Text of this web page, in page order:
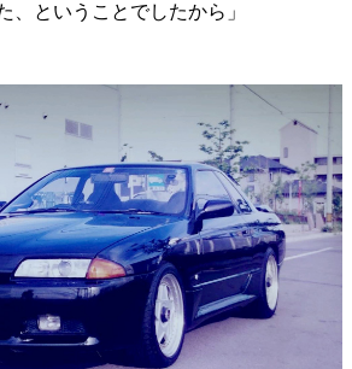
、ということでしたから」